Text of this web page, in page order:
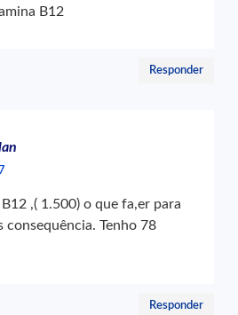
B12
Responder
,( 1.500) o que fa,er para
consequência. Tenho 78
Responder